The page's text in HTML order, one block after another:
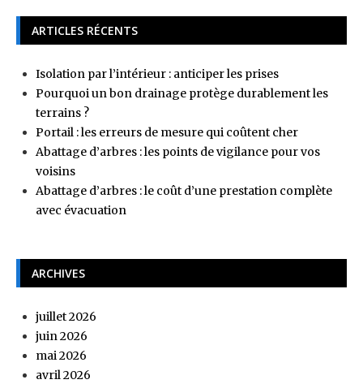
ARTICLES RÉCENTS
Isolation par l’intérieur : anticiper les prises
Pourquoi un bon drainage protège durablement les
terrains ?
Portail : les erreurs de mesure qui coûtent cher
Abattage d’arbres : les points de vigilance pour vos
voisins
Abattage d’arbres : le coût d’une prestation complète
avec évacuation
ARCHIVES
juillet 2026
juin 2026
mai 2026
avril 2026